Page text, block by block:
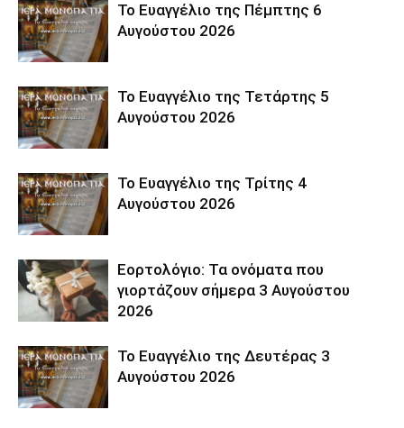
Το Ευαγγέλιο της Πέμπτης 6
Αυγούστου 2026
Το Ευαγγέλιο της Τετάρτης 5
Αυγούστου 2026
Το Ευαγγέλιο της Τρίτης 4
Αυγούστου 2026
Εορτολόγιο: Τα ονόματα που
γιορτάζουν σήμερα 3 Αυγούστου
2026
Το Ευαγγέλιο της Δευτέρας 3
Αυγούστου 2026